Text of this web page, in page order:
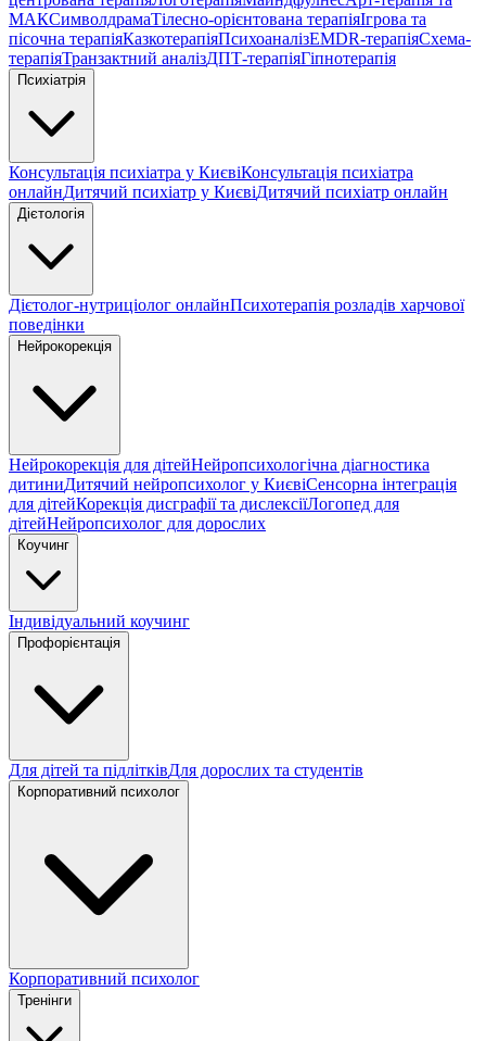
МАКСимволдрамаТілесно-орієнтована терапіяІгрова та
пісочна терапіяКазкотерапіяПсихоаналізEMDR-терапіяСхема-
терапіяТранзактний аналізДПТ-терапіяГіпнотерапія
Психіатрія
Консультація психіатра у КиєвіКонсультація психіатра
онлайнДитячий психіатр у КиєвіДитячий психіатр онлайн
Дієтологія
Дієтолог-нутриціолог онлайнПсихотерапія розладів харчової
поведінки
Нейрокорекція
Нейрокорекція для дітейНейропсихологічна діагностика
дитиниДитячий нейропсихолог у КиєвіСенсорна інтеграція
для дітейКорекція дисграфії та дислексіїЛогопед для
дітейНейропсихолог для дорослих
Коучинг
Індивідуальний коучинг
Профорієнтація
Для дітей та підлітківДля дорослих та студентів
Корпоративний психолог
Корпоративний психолог
Тренінги